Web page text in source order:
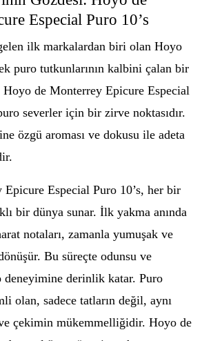
Especial Puro 10’s
ilk markalardan biri olan Hoyo
puro tutkunlarının kalbini çalan bir
de Monterrey Epicure Especial
severler için bir zirve noktasıdır.
özgü aroması ve dokusu ile adeta
Especial Puro 10’s, her bir
bir dünya sunar. İlk yakma anında
notaları, zamanla yumuşak ve
Bu süreçte odunsu ve
deneyimine derinlik katar. Puro
olan, sadece tatların değil, aynı
çekimin mükemmelliğidir. Hoyo de